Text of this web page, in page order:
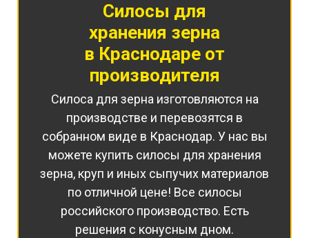
Силосы для
хранения зерна
в Краснодаре от
производителя
Силоса для зерна изготовляются на
производстве и перевозятся в
собранном виде в Краснодар. У нас вы
можете купить силосы для хранения
зерна, круп и иных сыпучих материалов
по отличной цене! Все силосы
российского производство. Есть
решения с конусным дном.